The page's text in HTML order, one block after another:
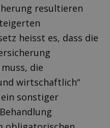
resultieren
heisst es, dass die
die
wirtschaftlich“
sonstiger